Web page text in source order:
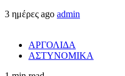
3 ημέρες ago admin
ΑΡΓΟΛΙΔΑ
ΑΣΤΥΝΟΜΙΚΑ